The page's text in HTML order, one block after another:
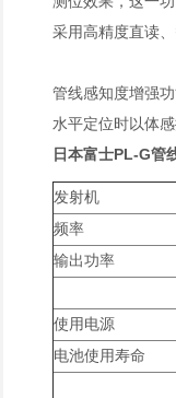
采用高精度直读
管线感知度增强
水平定位时以体
日本富士PL-G管
发射机
频率
输出功率
使用电源
电池使用寿命